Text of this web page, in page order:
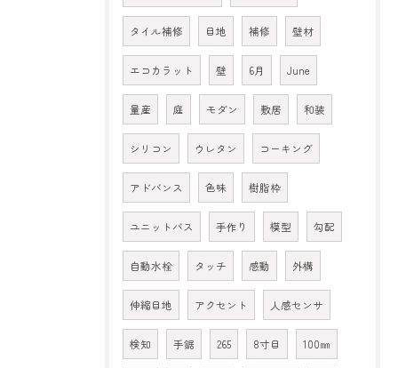
タイル補修 目地 補修 壁材
エコカラット 壁 6月 June
量産 庭 モダン 敷居 和装
シリコン ウレタン コーキング
アドバンス 色味 樹脂枠
ユニットバス 手作り 模型 勾配
自動水栓 タッチ 感動 外構
伸縮目地 アクセント 人感センサ
検知 手鋸 265 8寸目 100㎜